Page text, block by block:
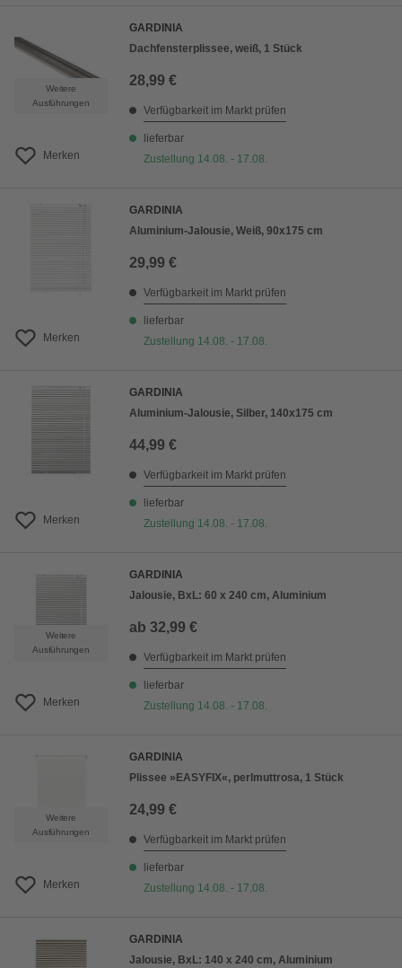
Weitere
Ausführungen
Merken
GARDINIA
Dachfensterplissee, weiß, 1 Stück
28,99 €
Verfügbarkeit im Markt prüfen
lieferbar
Zustellung 14.08. - 17.08.
Merken
GARDINIA
Aluminium-Jalousie, Weiß, 90x175 cm
29,99 €
Verfügbarkeit im Markt prüfen
lieferbar
Zustellung 14.08. - 17.08.
Merken
GARDINIA
Aluminium-Jalousie, Silber, 140x175 cm
44,99 €
Verfügbarkeit im Markt prüfen
lieferbar
Zustellung 14.08. - 17.08.
Weitere
Ausführungen
Merken
GARDINIA
Jalousie, BxL: 60 x 240 cm, Aluminium
ab 32,99 €
Verfügbarkeit im Markt prüfen
lieferbar
Zustellung 14.08. - 17.08.
Weitere
Ausführungen
Merken
GARDINIA
Plissee »EASYFIX«, perlmuttrosa, 1 Stück
24,99 €
Verfügbarkeit im Markt prüfen
lieferbar
Zustellung 14.08. - 17.08.
GARDINIA
Jalousie, BxL: 140 x 240 cm, Aluminium